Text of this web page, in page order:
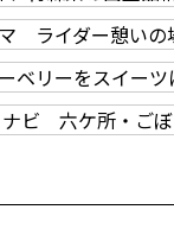
ライダー憩いの
ベリーをスイーツ
ナビ 六ケ所・ご